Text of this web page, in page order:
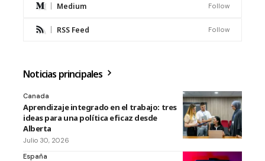
Medium Follow
RSS Feed Follow
Noticias principales
Canada
Aprendizaje integrado en el trabajo: tres
ideas para una política eficaz desde
Alberta
Julio 30, 2026
España